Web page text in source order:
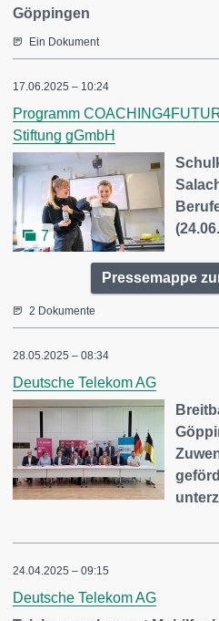
Göppingen
Ein Dokument
17.06.2025 – 10:24
Programm
Stiftung gGmbH
7
Pressemappe
2 Dokumente
28.05.2025 – 08:34
Deutsche Telekom AG
24.04.2025 – 09:15
Deutsche Telekom AG